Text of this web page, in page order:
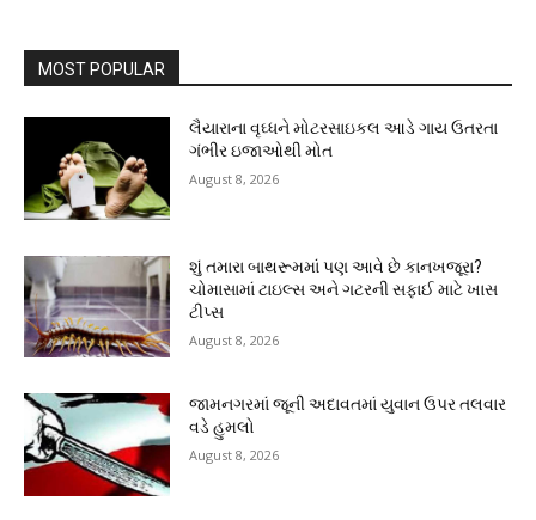
MOST POPULAR
લૈયારાના વૃઘ્ધને મોટરસાઇકલ આડે ગાય ઉતરતા
ગંભીર ઇજાઓથી મોત
August 8, 2026
શું તમારા બાથરૂમમાં પણ આવે છે કાનખજૂરા?
ચોમાસામાં ટાઇલ્સ અને ગટરની સફાઈ માટે ખાસ
ટીપ્સ
August 8, 2026
જામનગરમાં જૂની અદાવતમાં યુવાન ઉપર તલવાર
વડે હુમલો
August 8, 2026